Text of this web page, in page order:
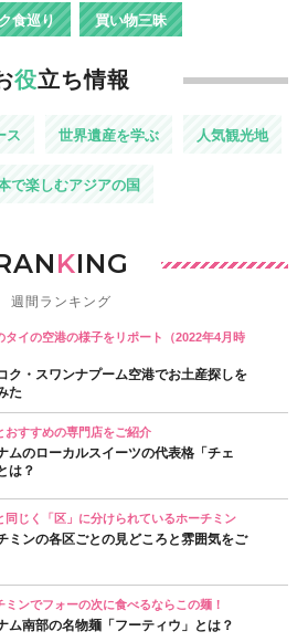
食巡り 買い物三昧
役立ち情報
ス 世界遺産を学ぶ 人気観光地
で楽しむアジアの国
KING
週間ランキング
タイの空港の様子をリポート（2022年4月時
ク・スワンナプーム空港でお土産探しを
た
おすすめの専門店をご紹介
ムのローカルスイーツの代表格「チェ
は？
同じく「区」に分けられているホーチミン
ミンの各区ごとの見どころと雰囲気をご
ミンでフォーの次に食べるならこの麺！
ム南部の名物麺「フーティウ」とは？